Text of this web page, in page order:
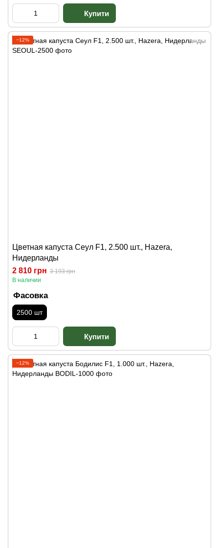
−12%
Цветная капуста Сеул F1, 2.500 шт., Hazera,
Нидерланды
2 810 грн 3 193 грн
В наличии
Фасовка
2500 шт
−12%